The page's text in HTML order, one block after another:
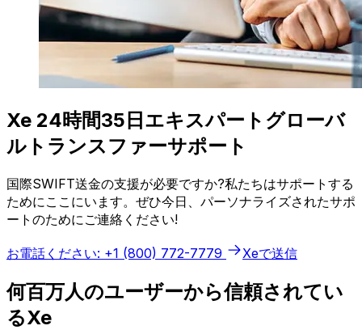
Xe 24時間35日エキスパートグローバ
ルトランスファーサポート
国際SWIFT送金の支援が必要ですか?私たちはサポートする
ためにここにいます。ぜひ今日、パーソナライズされたサポ
ートのためにご連絡ください!
お電話ください: +1 (800) 772-7779 Xeで送信
何百万人のユーザーから信頼されてい
るXe